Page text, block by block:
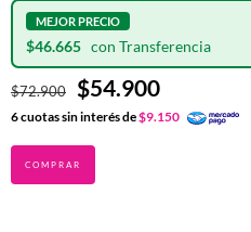
$72.900 $54.900
$46.665
6cuotas sin interés de$9.150